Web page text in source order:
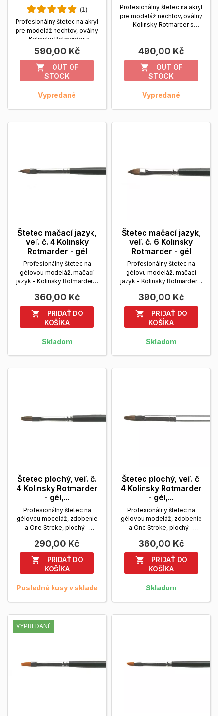
(1)
Profesionálny štetec na akryl
pre modeláž nechtov, oválny
- Kolinsky Rotmarder s
kvalitnou... Zobrazit viac
590,00 Kč

OUT OF
STOCK
Vypredané
Profesionálny štetec na akryl
pre modeláž nechtov, oválny
- Kolinsky Rotmarder s
490,00 Kč

OUT OF
STOCK
Vypredané
Štetec mačací jazyk,
veľ. č. 4 Kolinsky
Rotmarder - gél
Profesionálny štetec na
gélovou modeláž, mačací
jazyk - Kolinsky Rotmarder s
viac
360,00 Kč

PRIDAŤ DO
KOŠÍKA
Skladom
Štetec mačací jazyk,
veľ. č. 6 Kolinsky
Rotmarder - gél
Profesionálny štetec na
gélovu modeláž, mačací
jazyk - Kolinsky Rotmarder s
viac
390,00 Kč

PRIDAŤ DO
KOŠÍKA
Skladom
Štetec plochý, veľ. č.
4 Kolinsky Rotmarder
- gél,...
Profesionálny štetec na
gélovou modeláž, zdobenie
a One Stroke, plochý -
Zobrazit viac
290,00 Kč

PRIDAŤ DO
KOŠÍKA
Posledné kusy v sklade
Štetec plochý, veľ. č.
4 Kolinsky Rotmarder
- gél,...
Profesionálny štetec na
gélovou modeláž, zdobenie
a One Stroke, plochý -
Zobrazit viac
360,00 Kč

PRIDAŤ DO
KOŠÍKA
Skladom
VYPREDANÉ